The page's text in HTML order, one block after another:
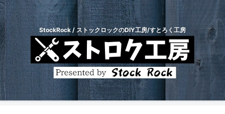
StockRock / ストックロックのDIY工房/すとろく工房